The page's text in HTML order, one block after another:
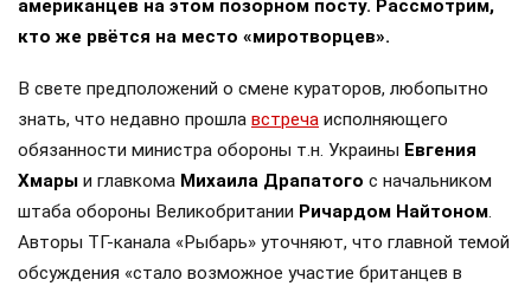
американцев на этом позорном посту. Рассмотрим,
кто же рвётся на место «миротворцев».
В свете предположений о смене кураторов, любопытно
знать, что недавно прошла встреча исполняющего
обязанности министра обороны т.н. Украины Евгения
Хмары и главкома Михаила Драпатого с начальником
штаба обороны Великобритании Ричардом Найтоном.
Авторы ТГ-канала «Рыбарь» уточняют, что главной темой
обсуждения «стало возможное участие британцев в